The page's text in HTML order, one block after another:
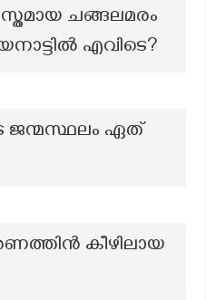
ചങ്ങലമരം
എവിടെ?
ജന്മസ്ഥലം ഏത്
കീഴിലായ